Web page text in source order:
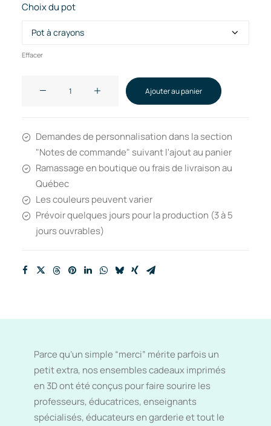
Choix du pot
Effacer
(5
pour
et
éducateurs.trices
Ajouter au panier
Demandes de personnalisation dans la section
"Notes de commande" suivant l'ajout au panier
Ramassage en boutique ou frais de livraison au
Québec
Les couleurs peuvent varier
Prévoir quelques jours pour la production (3 à 5
jours ouvrables)
Parce qu’un simple “merci” mérite parfois un
petit extra, nos ensembles cadeaux imprimés
en 3D ont été conçus pour faire sourire les
professeurs, éducatrices, enseignants
spécialisés, éducateurs en garderie et tout le